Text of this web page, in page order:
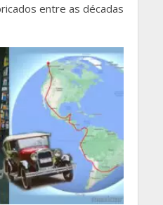
entre as décadas